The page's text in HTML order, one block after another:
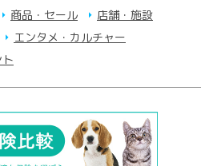
商品・セール
店舗・施設
エンタメ・カルチャー